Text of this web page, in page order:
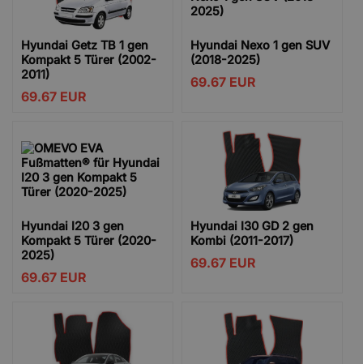
Hyundai Getz TB 1 gen
Kompakt 5 Türer (2002-
2011)
69.67 EUR
Hyundai Nexo 1 gen SUV
(2018-2025)
69.67 EUR
Hyundai I20 3 gen
Kompakt 5 Türer (2020-
2025)
69.67 EUR
Hyundai I30 GD 2 gen
Kombi (2011-2017)
69.67 EUR